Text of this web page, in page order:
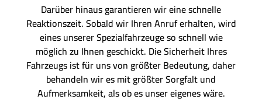
Darüber hinaus garantieren wir eine schnelle
Reaktionszeit. Sobald wir Ihren Anruf erhalten, wird
eines unserer Spezialfahrzeuge so schnell wie
möglich zu Ihnen geschickt. Die Sicherheit Ihres
Fahrzeugs ist für uns von größter Bedeutung, daher
behandeln wir es mit größter Sorgfalt und
Aufmerksamkeit, als ob es unser eigenes wäre.